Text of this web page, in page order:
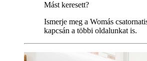
Mást keresett?
Ismerje meg a Womás
kapcsán a többi oldalunkat is.